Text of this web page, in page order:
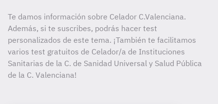
Te damos información sobre Celador C.Valenciana.
Además, si te suscribes, podrás hacer test
personalizados de este tema. ¡También te facilitamos
varios test gratuitos de Celador/a de Instituciones
Sanitarias de la C. de Sanidad Universal y Salud Pública
de la C. Valenciana!